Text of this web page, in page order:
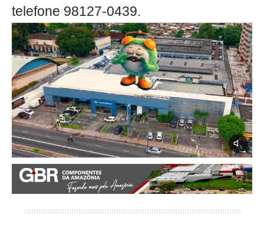
telefone 98127-0439.